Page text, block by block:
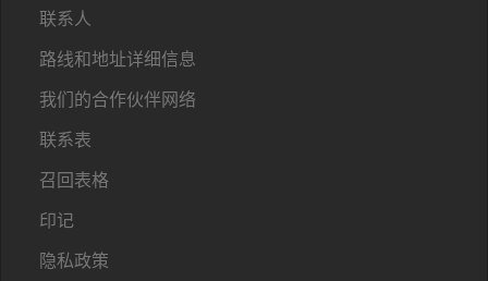
联系人
路线和地址详细信息
我们的合作伙伴网络
联系表
召回表格
印记
隐私政策